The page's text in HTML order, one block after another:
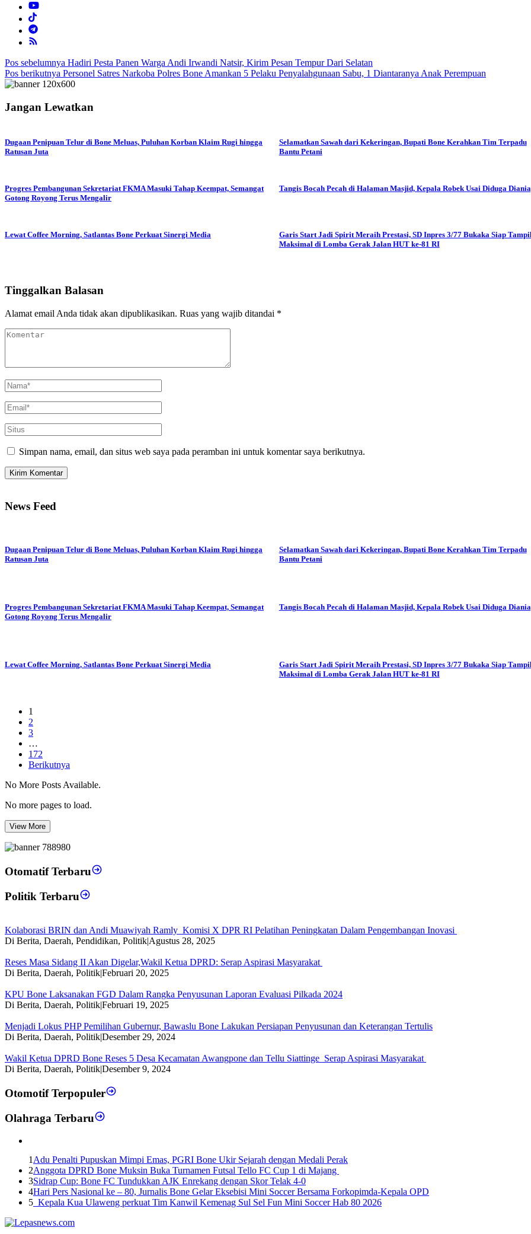
Navigasi
pos
Pos sebelumnya Hadiri Pesta Panen Warga Andi Irwandi Natsir, Kirim Pesan Tempur Dari Selatan
Pos berikutnya Personel Satres Narkoba Polres Bone Amankan 5 Pelaku Penyalahgunaan Sabu, 1 Diantaranya Anak Perempuan
Jangan Lewatkan
Dugaan Penipuan Telur di Bone Meluas, Puluhan Korban Klaim Rugi hingga
Ratusan Juta
Selamatkan Sawah dari Kekeringan, Bupati Bone Kerahkan Tim Terpadu
Bantu Petani
Progres Pembangunan Sekretariat FKMA Masuki Tahap Keempat, Semangat
Gotong Royong Terus Mengalir
Tangis Bocah Pecah di Halaman Masjid, Kepala Robek Usai Diduga
Lewat Coffee Morning, Satlantas Bone Perkuat Sinergi Media
Garis Start Jadi Spirit Meraih Prestasi, SD Inpres 3/77 Bukaka Siap Tampil
Maksimal di Lomba Gerak Jalan HUT ke-81 RI
Tinggalkan Balasan
Alamat email Anda tidak akan dipublikasikan. Ruas yang wajib ditandai *
Simpan nama, email, dan situs web saya pada peramban ini untuk komentar saya berikutnya.
News Feed
Dugaan Penipuan Telur di Bone Meluas, Puluhan Korban Klaim Rugi hingga
Ratusan Juta
Selamatkan Sawah dari Kekeringan, Bupati Bone Kerahkan Tim Terpadu
Bantu Petani
Progres Pembangunan Sekretariat FKMA Masuki Tahap Keempat, Semangat
Gotong Royong Terus Mengalir
Tangis Bocah Pecah di Halaman Masjid, Kepala Robek Usai Diduga
Lewat Coffee Morning, Satlantas Bone Perkuat Sinergi Media
Garis Start Jadi Spirit Meraih Prestasi, SD Inpres 3/77 Bukaka Siap
Maksimal di Lomba Gerak Jalan HUT ke-81 RI
1
2
3
…
172
Berikutnya
No More Posts Available.
No more pages to load.
View More
Otomatif Terbaru
Politik Terbaru
Kolaborasi BRIN dan Andi Muawiyah Ramly Komisi X DPR RI Pelatihan Peningkatan Dalam Pengembangan Inovasi
Di Berita, Daerah, Pendidikan, Politik|Agustus 28, 2025
Reses Masa Sidang II Akan Digelar,Wakil Ketua DPRD: Serap Aspirasi Masyarakat
Di Berita, Daerah, Politik|Februari 20, 2025
KPU Bone Laksanakan FGD Dalam Rangka Penyusunan Laporan Evaluasi Pilkada 2024
Di Berita, Daerah, Politik|Februari 19, 2025
Menjadi Lokus PHP Pemilihan Gubernur, Bawaslu Bone Lakukan Persiapan Penyusunan dan Keterangan Tertulis
Di Berita, Daerah, Politik|Desember 29, 2024
Wakil Ketua DPRD Bone Reses 5 Desa Kecamatan Awangpone dan Tellu Siattinge Serap Aspirasi Masyarakat
Di Berita, Daerah, Politik|Desember 9, 2024
Otomotif Terpopuler
Olahraga Terbaru
1Adu Penalti Pupuskan Mimpi Emas, PGRI Bone Ukir Sejarah dengan Medali Perak
2Anggota DPRD Bone Muksin Buka Turnamen Futsal Tello FC Cup 1 di Majang
3Sidrap Cup: Bone FC Tundukkan AJK Enrekang dengan Skor Telak 4-0
4Hari Pers Nasional ke – 80, Jurnalis Bone Gelar Eksebisi Mini Soccer Bersama Forkopimda-Kepala OPD
5 Kepala Kua Ulaweng perkuat Tim Kanwil Kemenag Sul Sel Fun Mini Soccer Hab 80 2026